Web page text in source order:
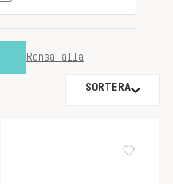
Rensa alla
SORTERA